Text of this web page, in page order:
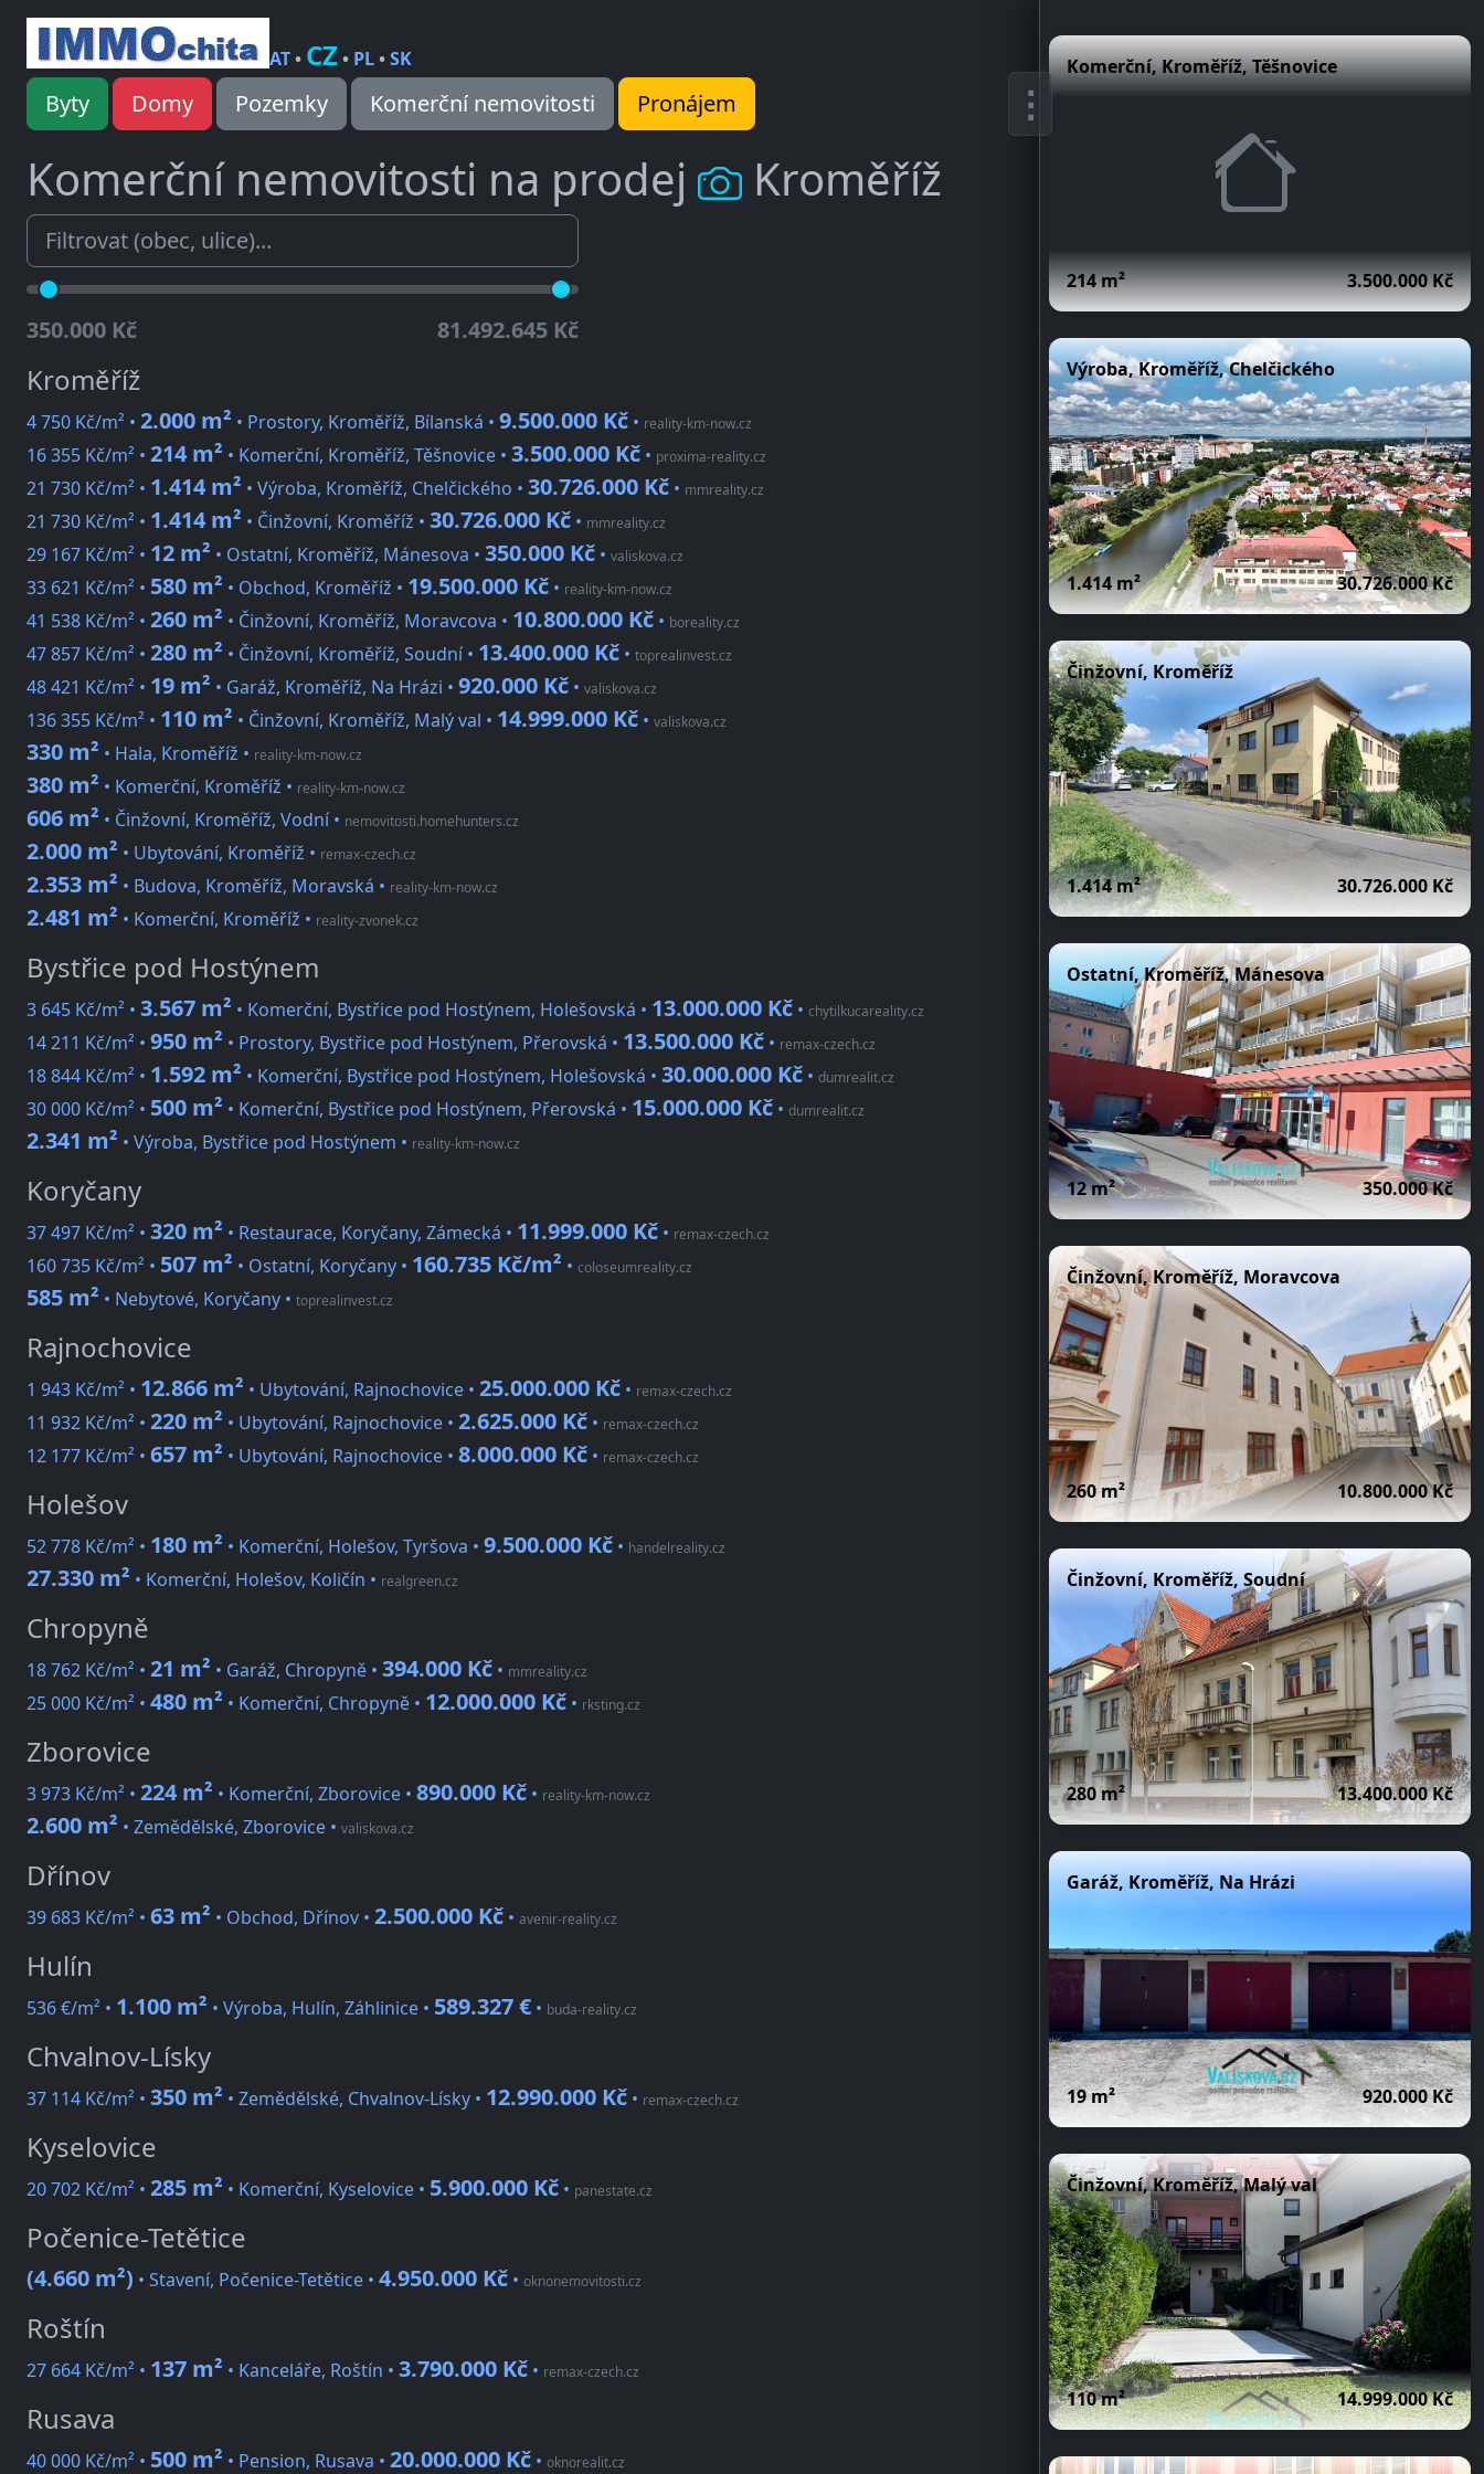
AT• CZ• PL•SK
Byty Domy Pozemky Komerční nemovitosti Pronájem
Komerční nemovitosti na prodej Kroměříž
350.000 Kč 81.492.645 Kč
Kroměříž
4 750 Kč/m² • 2.000 m² • Prostory, Kroměříž, Bílanská • 9.500.000 Kč • reality-km-now.cz
16 355 Kč/m² • 214 m² • Komerční, Kroměříž, Těšnovice • 3.500.000 Kč • proxima-reality.cz
21 730 Kč/m² • 1.414 m² • Výroba, Kroměříž, Chelčického • 30.726.000 Kč • mmreality.cz
21 730 Kč/m² • 1.414 m² • Činžovní, Kroměříž • 30.726.000 Kč • mmreality.cz
29 167 Kč/m² • 12 m² • Ostatní, Kroměříž, Mánesova • 350.000 Kč • valiskova.cz
33 621 Kč/m² • 580 m² • Obchod, Kroměříž • 19.500.000 Kč • reality-km-now.cz
41 538 Kč/m² • 260 m² • Činžovní, Kroměříž, Moravcova • 10.800.000 Kč • boreality.cz
47 857 Kč/m² • 280 m² • Činžovní, Kroměříž, Soudní • 13.400.000 Kč • toprealinvest.cz
48 421 Kč/m² • 19 m² • Garáž, Kroměříž, Na Hrázi • 920.000 Kč • valiskova.cz
136 355 Kč/m² • 110 m² • Činžovní, Kroměříž, Malý val • 14.999.000 Kč • valiskova.cz
330 m² • Hala, Kroměříž • reality-km-now.cz
380 m² • Komerční, Kroměříž • reality-km-now.cz
606 m² • Činžovní, Kroměříž, Vodní• nemovitosti.homehunters.cz
2.000 m² • Ubytování, Kroměříž • remax-czech.cz
2.353 m² • Budova, Kroměříž, Moravská • reality-km-now.cz
2.481 m² • Komerční, Kroměříž • reality-zvonek.cz
Bystřice pod Hostýnem
3 645 Kč/m² • 3.567 m² • Komerční, Bystřice pod Hostýnem, Holešovská • 13.000.000 Kč • chytilkucareality.cz
14 211 Kč/m² • 950 m² • Prostory, Bystřice pod Hostýnem, Přerovská • 13.500.000 Kč • remax-czech.cz
18 844 Kč/m² • 1.592 m² • Komerční, Bystřice pod Hostýnem, Holešovská • 30.000.000 Kč • dumrealit.cz
30 000 Kč/m² • 500 m² • Komerční, Bystřice pod Hostýnem, Přerovská • 15.000.000 Kč • dumrealit.cz
2.341 m² • Výroba, Bystřice pod Hostýnem • reality-km-now.cz
Koryčany
37 497 Kč/m² • 320 m² • Restaurace, Koryčany, Zámecká • 11.999.000 Kč • remax-czech.cz
160 735 Kč/m² • 507 m² • Ostatní, Koryčany • 160.735 Kč/m² • coloseumreality.cz
585 m² • Nebytové, Koryčany • toprealinvest.cz
Rajnochovice
1 943 Kč/m² • 12.866 m² • Ubytování, Rajnochovice • 25.000.000 Kč • remax-czech.cz
11 932 Kč/m² • 220 m² • Ubytování, Rajnochovice • 2.625.000 Kč • remax-czech.cz
12 177 Kč/m² • 657 m² • Ubytování, Rajnochovice • 8.000.000 Kč • remax-czech.cz
Holešov
52 778 Kč/m² • 180 m² • Komerční, Holešov, Tyršova • 9.500.000 Kč • handelreality.cz
27.330 m² • Komerční, Holešov, Količín • realgreen.cz
Chropyně
18 762 Kč/m² • 21 m² • Garáž, Chropyně • 394.000 Kč • mmreality.cz
25 000 Kč/m² • 480 m² • Komerční, Chropyně • 12.000.000 Kč • rksting.cz
Zborovice
3 973 Kč/m² • 224 m² • Komerční, Zborovice • 890.000 Kč • reality-km-now.cz
2.600 m² • Zemědělské, Zborovice • valiskova.cz
Dřínov
39 683 Kč/m² • 63 m² • Obchod, Dřínov • 2.500.000 Kč • avenir-reality.cz
Hulín
536 €/m² • 1.100 m² • Výroba, Hulín, Záhlinice • 589.327 € • buda-reality.cz
Chvalnov-Lísky
37 114 Kč/m² • 350 m² • Zemědělské, Chvalnov-Lísky • 12.990.000 Kč • remax-czech.cz
Kyselovice
20 702 Kč/m² • 285 m² • Komerční, Kyselovice • 5.900.000 Kč • panestate.cz
Počenice-Tetětice
(4.660 m²) • Stavení, Počenice-Tetětice • 4.950.000 Kč • oknonemovitosti.cz
Roštín
27 664 Kč/m² • 137 m² • Kanceláře, Roštín • 3.790.000 Kč • remax-czech.cz
Rusava
40 000 Kč/m² • 500 m² • Pension, Rusava • 20.000.000 Kč • oknorealit.cz